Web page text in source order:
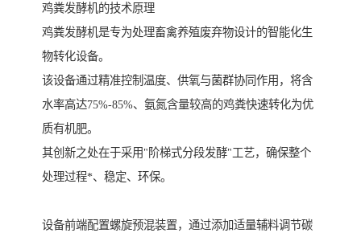
鸡粪发酵机的技术原理
鸡粪发酵机是专为处理畜禽养殖废弃物设计的智能化生
物转化设备。
该设备通过精准控制温度、供氧与菌群协同作用，将含
水率高达75%-85%、氨氮含量较高的鸡粪快速转化为优
质有机肥。
其创新之处在于采用"阶梯式分段发酵"工艺，确保整个
处理过程*、稳定、环保。
设备前端配置螺旋预混装置，通过添加适量辅料调节碳